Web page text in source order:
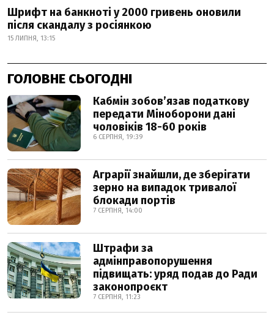
Шрифт на банкноті у 2000 гривень оновили
після скандалу з росіянкою
15 ЛИПНЯ, 13:15
ГОЛОВНЕ СЬОГОДНІ
Кабмін зобовʼязав податкову
передати Міноборони дані
чоловіків 18-60 років
6 СЕРПНЯ, 19:39
Аграрії знайшли, де зберігати
зерно на випадок тривалої
блокади портів
7 СЕРПНЯ, 14:00
Штрафи за
адмінправопорушення
підвищать: уряд подав до Ради
законопроєкт
7 СЕРПНЯ, 11:23